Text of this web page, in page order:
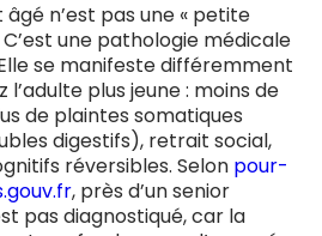
âgé n’est pas une « petite
C’est une pathologie médicale
se manifeste différemment
l’adulte plus jeune : moins de
de plaintes somatiques
digestifs), retrait social,
réversibles. Selon pour-
, près d’un senior
pas diagnostiqué, car la